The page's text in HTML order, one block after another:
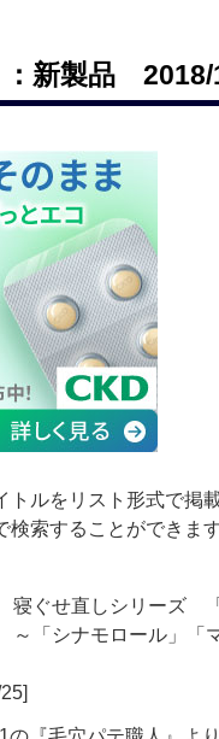
：新製品 2018/
ルをリスト形式で掲
検索することができま
寝ぐせ直しシリーズ
「シナモロール」「